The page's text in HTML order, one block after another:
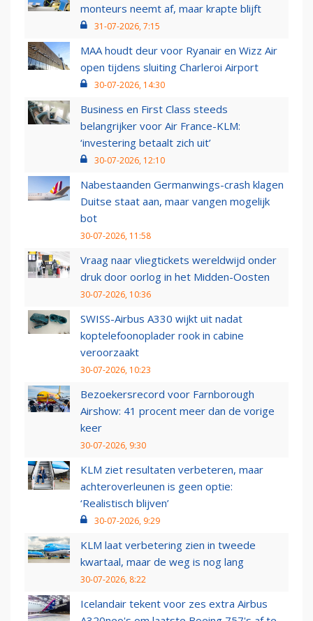
monteurs neemt af, maar krapte blijft
31-07-2026, 7:15
MAA houdt deur voor Ryanair en Wizz Air
open tijdens sluiting Charleroi Airport
30-07-2026, 14:30
Business en First Class steeds
belangrijker voor Air France-KLM:
‘investering betaalt zich uit’
30-07-2026, 12:10
Nabestaanden Germanwings-crash klagen
Duitse staat aan, maar vangen mogelijk
bot
30-07-2026, 11:58
Vraag naar vliegtickets wereldwijd onder
druk door oorlog in het Midden-Oosten
30-07-2026, 10:36
SWISS-Airbus A330 wijkt uit nadat
koptelefoonoplader rook in cabine
veroorzaakt
30-07-2026, 10:23
Bezoekersrecord voor Farnborough
Airshow: 41 procent meer dan de vorige
keer
30-07-2026, 9:30
KLM ziet resultaten verbeteren, maar
achteroverleunen is geen optie:
‘Realistisch blijven’
30-07-2026, 9:29
KLM laat verbetering zien in tweede
kwartaal, maar de weg is nog lang
30-07-2026, 8:22
Icelandair tekent voor zes extra Airbus